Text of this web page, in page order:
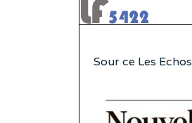
Sour ce Les Echos